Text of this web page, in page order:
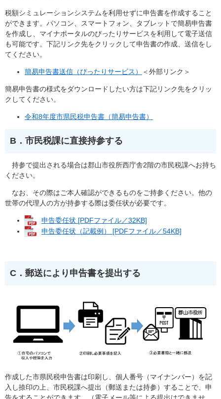
税額シミュレーションシステムを利用せずに申告書を作成すること
ができます。パソコン、スマートフォン、タブレットで簡易申告書
を作成し、マイナポータルのぴったりサービスを利用して電子送信
も可能です。下記リンク先をクリックして申告書の作成、送信をし
てください。
簡易申告書送信（ぴったりサービス） ＜外部リンク＞
簡易申告書の様式をダウンロードしたい方は下記リンク先をクリッ
クしてください。
令和8年度市県民税申告書（簡易申告書）
B．市民税課に直接持参する
持参で提出される場合は郡山市役所西庁舎2階の市民税課へお持ち
ください。
なお、その際はご本人確認ができるものをご持参ください。他の
世帯の代理人の方が持参する際は委任状が必要です。
申告委任状 [PDFファイル／32KB]
申告委任状（記載例） [PDFファイル／54KB]
C．郵送により申告書を提出する
作成した市県民税申告書は印刷し、個人番号（マイナンバー）を記
入し捺印の上、市民税課へ提出（郵送または持参）することで、申